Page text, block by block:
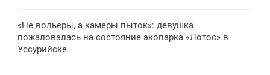
«Не вольеры, а камеры пыток»: девушка
пожаловалась на состояние экопарка «Лотос» в
Уссурийске